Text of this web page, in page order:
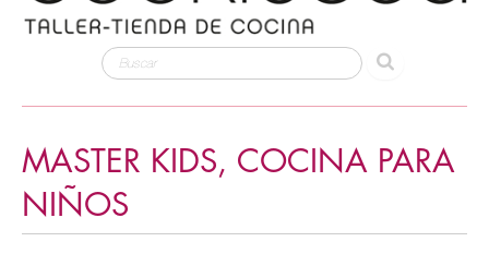
MASTER KIDS, COCINA PARA
NIÑOS